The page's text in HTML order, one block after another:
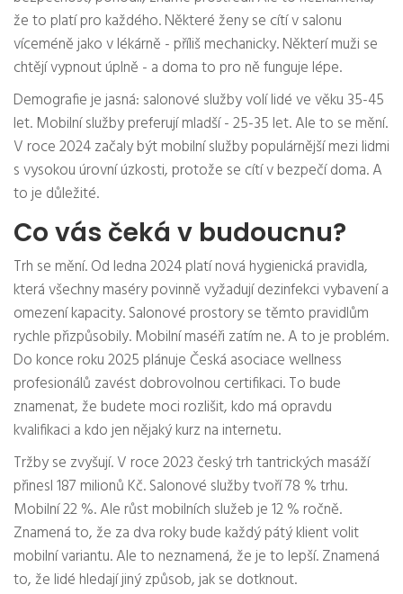
že to platí pro každého. Některé ženy se cítí v salonu
víceméně jako v lékárně - příliš mechanicky. Některí muži se
chtějí vypnout úplně - a doma to pro ně funguje lépe.
Demografie je jasná: salonové služby volí lidé ve věku 35-45
let. Mobilní služby preferují mladší - 25-35 let. Ale to se mění.
V roce 2024 začaly být mobilní služby populárnější mezi lidmi
s vysokou úrovní úzkosti, protože se cítí v bezpečí doma. A
to je důležité.
Co vás čeká v budoucnu?
Trh se mění. Od ledna 2024 platí nová hygienická pravidla,
která všechny maséry povinně vyžadují dezinfekci vybavení a
omezení kapacity. Salonové prostory se těmto pravidlům
rychle přizpůsobily. Mobilní maséři zatím ne. A to je problém.
Do konce roku 2025 plánuje Česká asociace wellness
profesionálů zavést dobrovolnou certifikaci. To bude
znamenat, že budete moci rozlišit, kdo má opravdu
kvalifikaci a kdo jen nějaký kurz na internetu.
Tržby se zvyšují. V roce 2023 český trh tantrických masáží
přinesl 187 milionů Kč. Salonové služby tvoří 78 % trhu.
Mobilní 22 %. Ale růst mobilních služeb je 12 % ročně.
Znamená to, že za dva roky bude každý pátý klient volit
mobilní variantu. Ale to neznamená, že je to lepší. Znamená
to, že lidé hledají jiný způsob, jak se dotknout.